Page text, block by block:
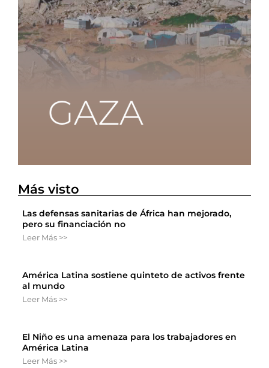
Más visto
Las defensas sanitarias de África han mejorado,
pero su financiación no
Leer Más >>
América Latina sostiene quinteto de activos frente
al mundo
Leer Más >>
El Niño es una amenaza para los trabajadores en
América Latina
Leer Más >>